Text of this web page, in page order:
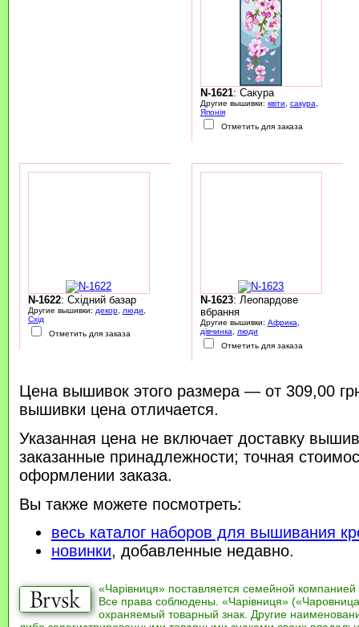
N-1621: Сакура
Другие вышивки: квіти сакура
Японія
Отметить для заказа
N-1622: Східний базар
Другие вышивки: декор, люди
Схід
Отметить для заказа
N-1623: Леопардове
вбрання
Другие вышивки: Африка
дівчинка
люди
Отметить для заказа
Цена вышивок этого размера — от 309,00
вышивки цена отличается.
Указанная цена не включает доставку
заказанные принадлежности; точная
оформлении заказа.
Вы также можете посмотреть:
весь каталог наборов для вышивания
новинки, добавленные недавно.
«Чарівниця» поставляется семейной компанией
Все права соблюдены. «Чарівниця»
охраняемый товарный знак. Другие